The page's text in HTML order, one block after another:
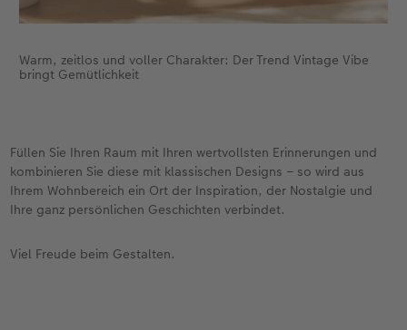
Warm, zeitlos und voller Charakter: Der Trend Vintage Vibe
bringt Gemütlichkeit
Füllen Sie Ihren Raum mit Ihren wertvollsten Erinnerungen und
kombinieren Sie diese mit klassischen Designs – so wird aus
Ihrem Wohnbereich ein Ort der Inspiration, der Nostalgie und
Ihre ganz persönlichen Geschichten verbindet.
Viel Freude beim Gestalten.